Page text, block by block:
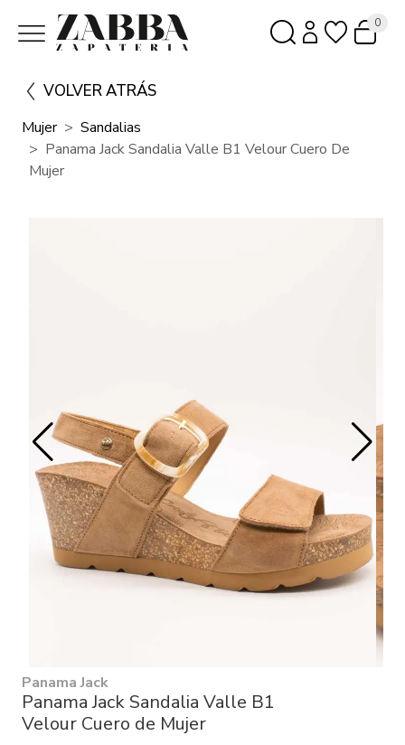
0
VOLVER ATRÁS
Mujer
Sandalias
Panama Jack Sandalia Valle B1 Velour Cuero De
Mujer
Panama Jack
Panama Jack Sandalia Valle B1
Velour Cuero de Mujer